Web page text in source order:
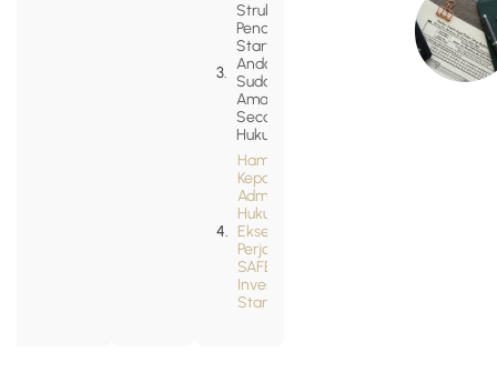
Struktur
Pendanaan
Startup
Anda
Sudah
Aman
Secara
Hukum?
Hambatan
Kepatuhan
Administrasi
Hukum Saat
Eksekusi
Perjanjian
SAFE
Investasi
Startup